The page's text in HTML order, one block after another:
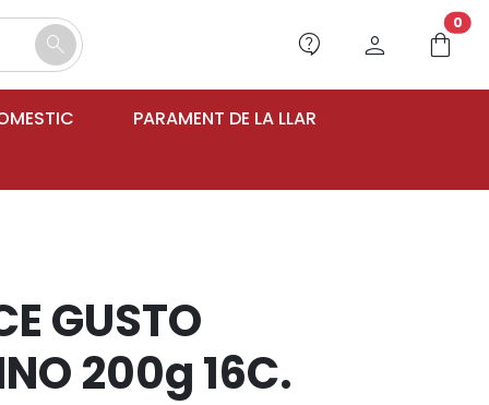
search contact_support person shopping_bag
0
PARAMENT DE LA LLAR
GUSTO
200g 16C.